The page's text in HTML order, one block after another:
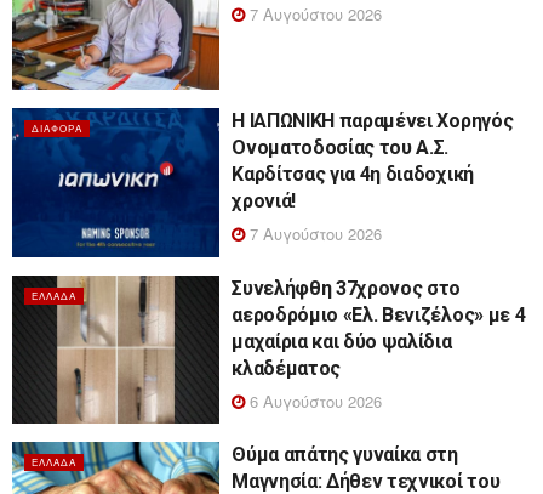
7 Αυγούστου 2026
ΔΙΆΦΟΡΑ
Η ΙΑΠΩΝΙΚΗ παραμένει Χορηγός
Ονοματοδοσίας του Α.Σ.
Καρδίτσας για 4η διαδοχική
χρονιά!
7 Αυγούστου 2026
ΕΛΛΆΔΑ
Συνελήφθη 37χρονος στο
αεροδρόμιο «Ελ. Βενιζέλος» με 4
μαχαίρια και δύο ψαλίδια
κλαδέματος
6 Αυγούστου 2026
ΕΛΛΆΔΑ
Θύμα απάτης γυναίκα στη
Μαγνησία: Δήθεν τεχνικοί του